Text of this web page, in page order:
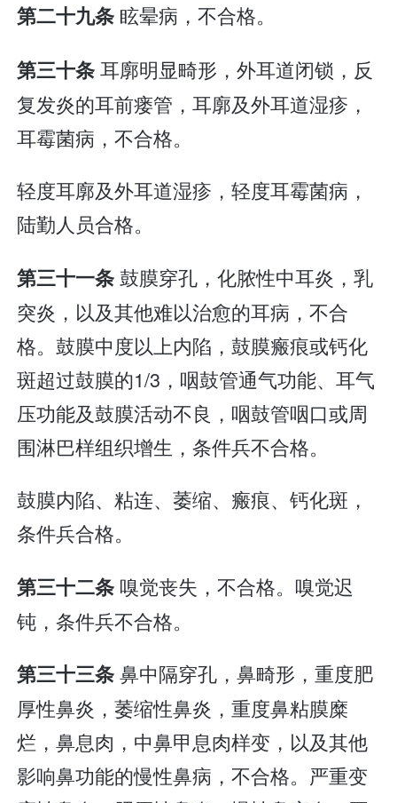
第二十九条 眩晕病，不合格。
第三十条耳廓明显畸形，外耳道闭锁，反
复发炎的耳前瘘管，耳廓及外耳道湿疹，
耳霉菌病，不合格。
轻度耳廓及外耳道湿疹，轻度耳霉菌病，
陆勤人员合格。
第三十一条鼓膜穿孔，化脓性中耳炎，乳
突炎，以及其他难以治愈的耳病，不合
格。鼓膜中度以上内陷，鼓膜瘢痕或钙化
斑超过鼓膜的1/3，咽鼓管通气功能、耳气
压功能及鼓膜活动不良，咽鼓管咽口或周
围淋巴样组织增生，条件兵不合格。
鼓膜内陷、粘连、萎缩、瘢痕、钙化斑，
条件兵合格。
第三十二条 嗅觉丧失，不合格。嗅觉迟
钝，条件兵不合格。
第三十三条鼻中隔穿孔，鼻畸形，重度肥
厚性鼻炎，萎缩性鼻炎，重度鼻粘膜糜
烂，鼻息肉，中鼻甲息肉样变，以及其他
影响鼻功能的慢性鼻病，不合格。严重变